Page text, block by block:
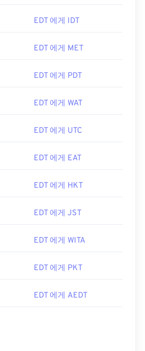
EDT 에게 IDT
EDT 에게 MET
EDT 에게 PDT
EDT 에게 WAT
EDT 에게 UTC
EDT 에게 EAT
EDT 에게 HKT
EDT 에게 JST
EDT 에게 WITA
EDT 에게 PKT
EDT 에게 AEDT